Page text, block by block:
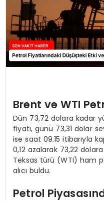
Brent ve WTI
Dün 73,72 dolara kadar
fiyatı, günü 73,31 dolar
ise saat 09.15 itibarıyla
0,12 azalarak 73,22
Teksas türü (WTI) ham
alıcı buldu.
Petrol